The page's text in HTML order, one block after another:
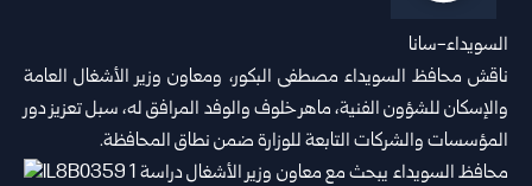
السويداء-سانا
ناقش محافظ السويداء مصطفى البكور، ومعاون وزير الأشغال العامة
والإسكان للشؤون الفنية، ماهر خلوف والوفد المرافق له، سبل تعزيز دور
المؤسسات والشركات التابعة للوزارة ضمن نطاق المحافظة.